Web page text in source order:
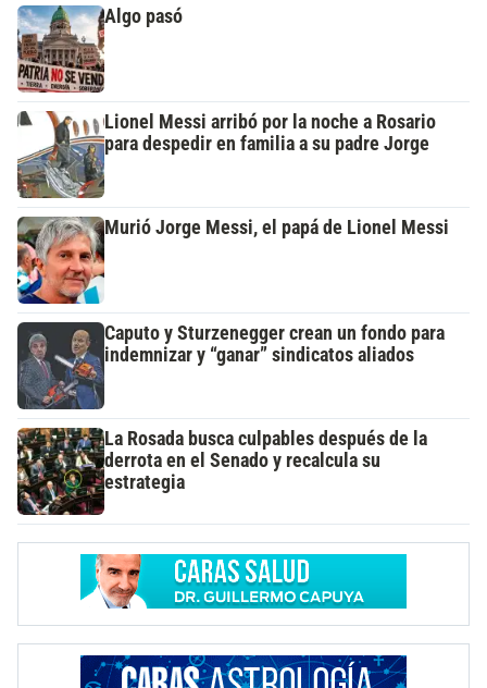
Algo pasó
Lionel Messi arribó por la noche a Rosario
para despedir en familia a su padre Jorge
Murió Jorge Messi, el papá de Lionel Messi
Caputo y Sturzenegger crean un fondo para
indemnizar y “ganar” sindicatos aliados
La Rosada busca culpables después de la
derrota en el Senado y recalcula su
estrategia